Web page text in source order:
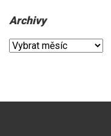
Archivy
Archivy